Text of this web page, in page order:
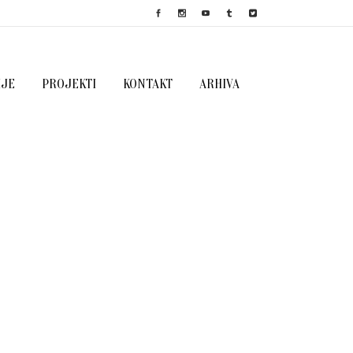
PROJEKTI KONTAKT ARHIVA